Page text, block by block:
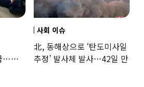
…
사회 이슈
北, 동해상으로 ‘탄도미사일
추정’ 발사체 발사…42일 만